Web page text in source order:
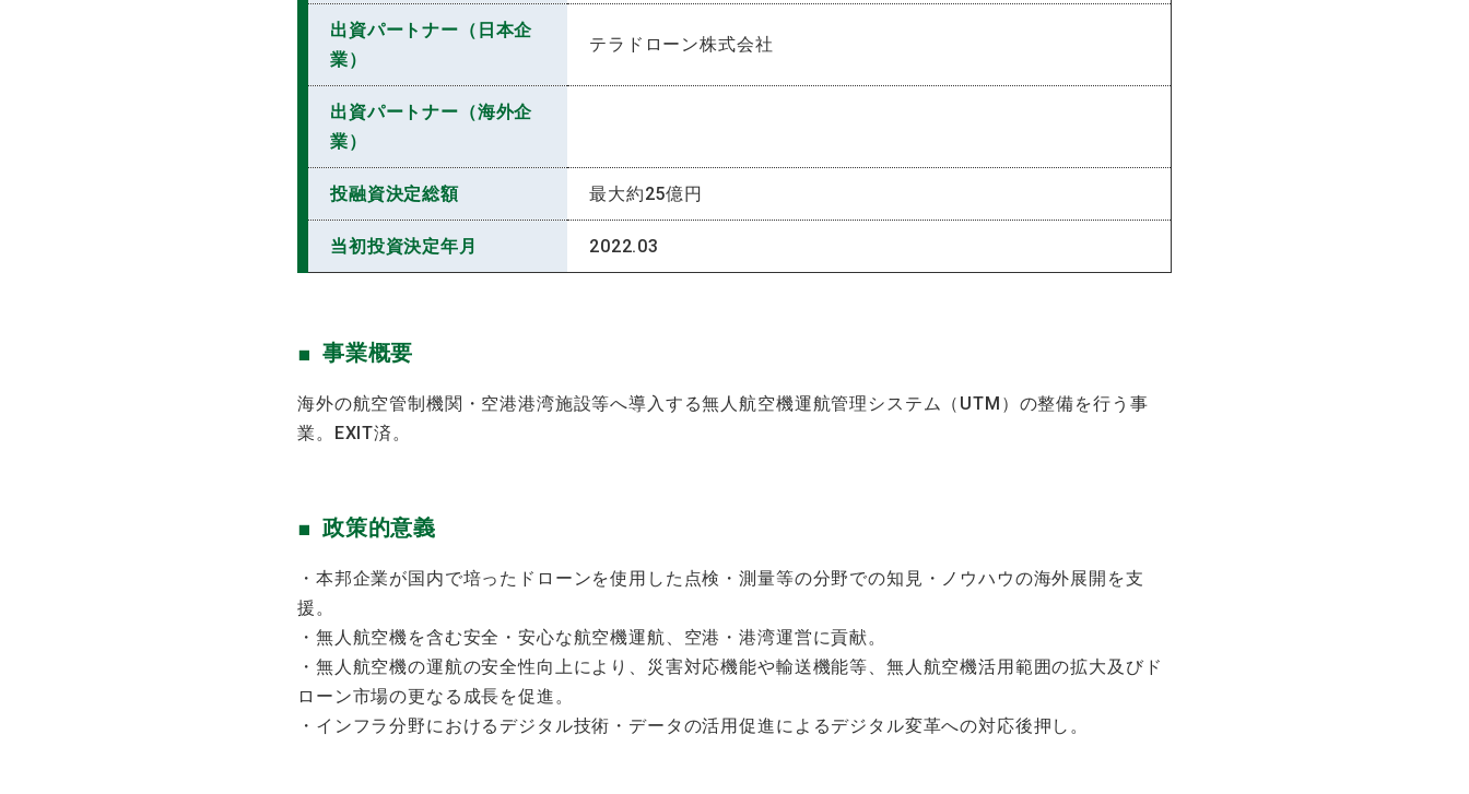
出資パートナー（日本企
業）
テラドローン株式会社
出資パートナー（海外企
業）
投融資決定総額 最大約25億円
当初投資決定年月 2022.03
事業概要
海外の航空管制機関・空港港湾施設等へ導入する無人航空機運航管理システム（UTM）の整備を行う事
業。EXIT済。
政策的意義
・本邦企業が国内で培ったドローンを使用した点検・測量等の分野での知見・ノウハウの海外展開を支
援。
・無人航空機を含む安全・安心な航空機運航、空港・港湾運営に貢献。
・無人航空機の運航の安全性向上により、災害対応機能や輸送機能等、無人航空機活用範囲の拡大及びド
ローン市場の更なる成⾧を促進。
・インフラ分野におけるデジタル技術・データの活用促進によるデジタル変革への対応後押し。